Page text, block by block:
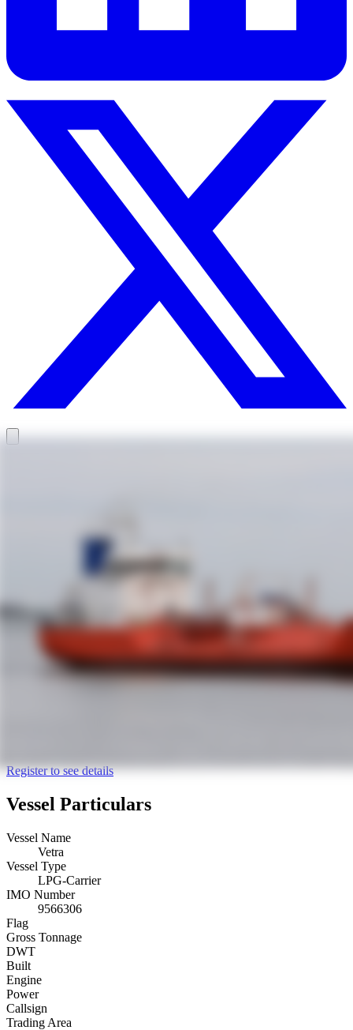
Register to see details
Vessel Particulars
Vessel Name
Vetra
Vessel Type
LPG-Carrier
IMO Number
9566306
Flag
Gross Tonnage
DWT
Built
Engine
Power
Callsign
Trading Area